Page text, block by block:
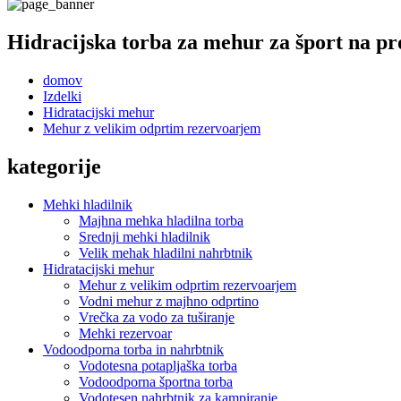
Hidracijska torba za mehur za šport na
domov
Izdelki
Hidratacijski mehur
Mehur z velikim odprtim rezervoarjem
kategorije
Mehki hladilnik
Majhna mehka hladilna torba
Srednji mehki hladilnik
Velik mehak hladilni nahrbtnik
Hidratacijski mehur
Mehur z velikim odprtim rezervoarjem
Vodni mehur z majhno odprtino
Vrečka za vodo za tuširanje
Mehki rezervoar
Vodoodporna torba in nahrbtnik
Vodotesna potapljaška torba
Vodoodporna športna torba
Vodotesen nahrbtnik za kampiranje